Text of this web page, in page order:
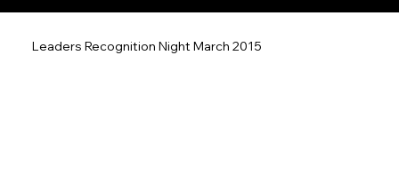
Leaders Recognition Night March 2015